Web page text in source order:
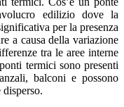
edilizio dove la
per la presenza
a causa della variazione
tra le aree interne
termici sono presenti
balconi e possono